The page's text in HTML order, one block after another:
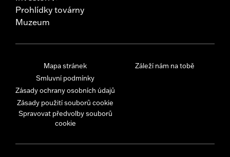
Prohlídky továrny
Muzeum
Mapa stránek
Smluvní podmínky
Zásady ochrany osobních údajů
Zásady použití souborů cookie
Spravovat předvolby souborů
cookie
Záleží nám na tobě